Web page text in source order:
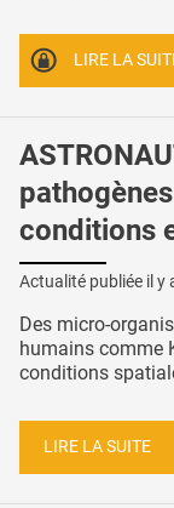
LIRE LA
conditions
Actualité publiée il y
Des micro-
humains comme
conditions
LIRE LA SUITE